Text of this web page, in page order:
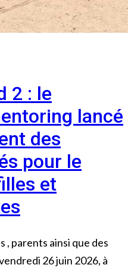
2 : le
lancé
des
pour le
et
, parents ainsi que des
26 juin 2026, à